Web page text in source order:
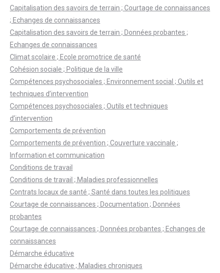
Capitalisation des savoirs de terrain ; Courtage de connaissances
; Echanges de connaissances
Capitalisation des savoirs de terrain ; Données probantes ;
Echanges de connaissances
Climat scolaire ; Ecole promotrice de santé
Cohésion sociale ; Politique de la ville
Compétences psychosociales ; Environnement social ; Outils et
techniques d’intervention
Compétences psychosociales ; Outils et techniques
d’intervention
Comportements de prévention
Comportements de prévention ; Couverture vaccinale ;
Information et communication
Conditions de travail
Conditions de travail ; Maladies professionnelles
Contrats locaux de santé ; Santé dans toutes les politiques
Courtage de connaissances ; Documentation ; Données
probantes
Courtage de connaissances ; Données probantes ; Echanges de
connaissances
Démarche éducative
Démarche éducative ; Maladies chroniques